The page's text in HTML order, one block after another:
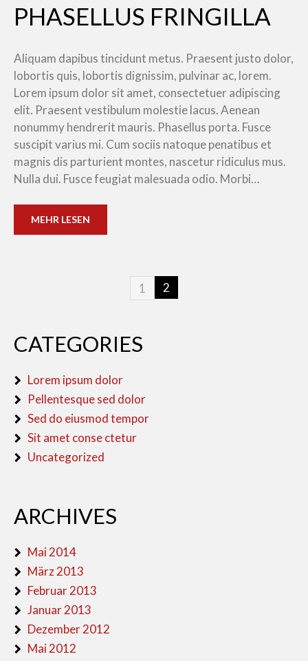
PHASELLUS FRINGILLA
Aliquam dapibus tincidunt metus. Praesent justo dolor,
lobortis quis, lobortis dignissim, pulvinar ac, lorem.
Lorem ipsum dolor sit amet, consectetuer adipiscing
elit. Praesent vestibulum molestie lacus. Aenean
nonummy hendrerit mauris. Phasellus porta. Fusce
suscipit varius mi. Cum sociis natoque penatibus et
magnis dis parturient montes, nascetur ridiculus mus.
Nulla dui. Fusce feugiat malesuada odio. Morbi…
MEHR LESEN
1 2
CATEGORIES
Lorem ipsum dolor
Pellentesque sed dolor
Sed do eiusmod tempor
Sit amet conse ctetur
Uncategorized
ARCHIVES
Mai 2014
März 2013
Februar 2013
Januar 2013
Dezember 2012
Mai 2012